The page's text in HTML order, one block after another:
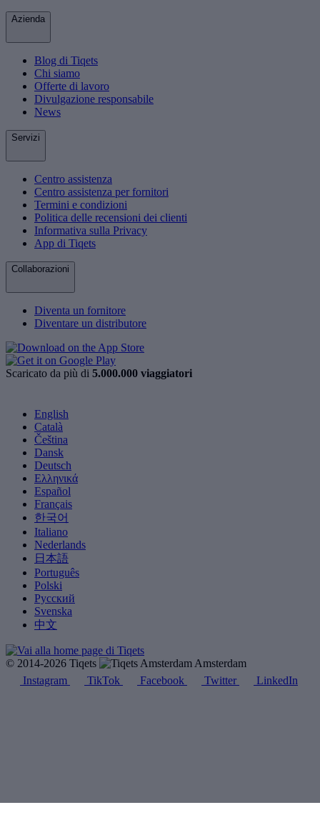
Azienda
Blog di Tiqets
Chi siamo
Offerte di lavoro
Divulgazione responsabile
News
Servizi
Centro assistenza
Centro assistenza per fornitori
Termini e condizioni
Politica delle recensioni dei clienti
Informativa sulla Privacy
App di Tiqets
Collaborazioni
Diventa un fornitore
Diventare un distributore
Scaricato da più di 5.000.000 viaggiatori
English
Català
Čeština
Dansk
Deutsch
Ελληνικά
Español
Français
한국어
Italiano
Nederlands
日本語
Português
Polski
Русский
Svenska
中文
© 2014-2026 Tiqets
Amsterdam
Instagram
TikTok Facebook Twitter LinkedIn